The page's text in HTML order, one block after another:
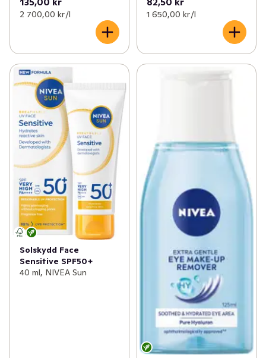
2 700,00 kr /l 1 650,00 kr /l
Solskydd Face
Sensitive SPF50+
40 ml, NIVEA Sun